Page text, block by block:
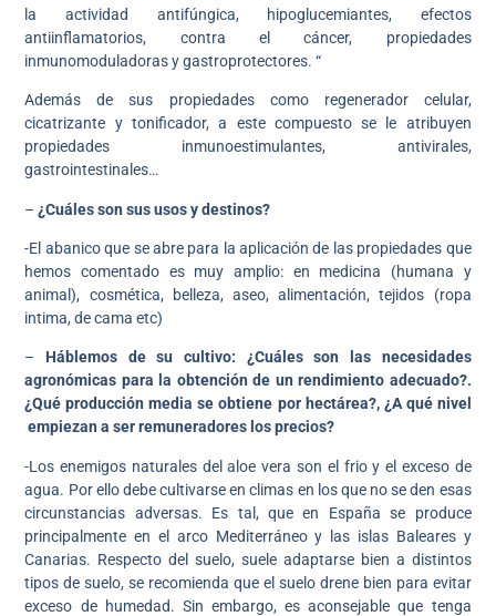
la actividad antifúngica, hipoglucemiantes, efectos
antiinflamatorios, contra el cáncer, propiedades
inmunomoduladoras y gastroprotectores. “
Además de sus propiedades como regenerador celular,
cicatrizante y tonificador, a este compuesto se le atribuyen
propiedades inmunoestimulantes, antivirales,
gastrointestinales…
–¿Cuáles son sus usos y destinos?
-El abanico que se abre para la aplicación de las propiedades que
hemos comentado es muy amplio: en medicina (humana y
animal), cosmética, belleza, aseo, alimentación, tejidos (ropa
intima, de cama etc)
– Háblemos de su cultivo: ¿Cuáles son las necesidades
agronómicas para la obtención de un rendimiento adecuado?.
¿Qué producción media se obtiene por hectárea?, ¿A qué nivel
empiezan a ser remuneradores los precios?
-Los enemigos naturales del aloe vera son el frio y el exceso de
agua. Por ello debe cultivarse en climas en los que no se den esas
circunstancias adversas. Es tal, que en España se produce
principalmente en el arco Mediterráneo y las islas Baleares y
Canarias. Respecto del suelo, suele adaptarse bien a distintos
tipos de suelo, se recomienda que el suelo drene bien para evitar
exceso de humedad. Sin embargo, es aconsejable que tenga